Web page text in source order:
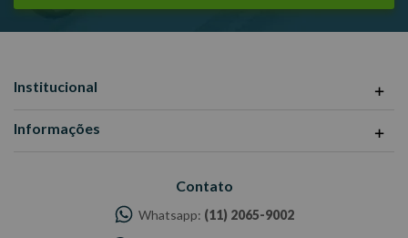
-Todas as informações divulgadas são de responsabilidade do
Fabricante/ Fornecedor.
Institucional
Informações
Contato
Whatsapp: (11) 2065-9002